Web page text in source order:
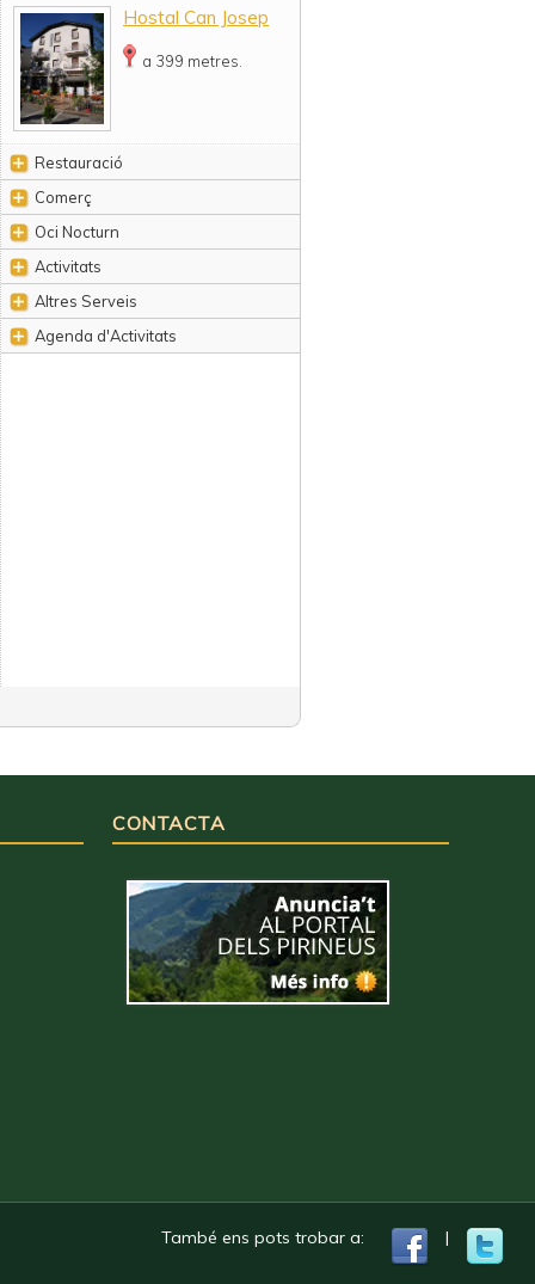
Hostal Can Josep
a 399 metres.
Restauració
Comerç
Oci Nocturn
Activitats
Altres Serveis
Agenda d'Activitats
CONTACTA
També ens pots trobar a: |